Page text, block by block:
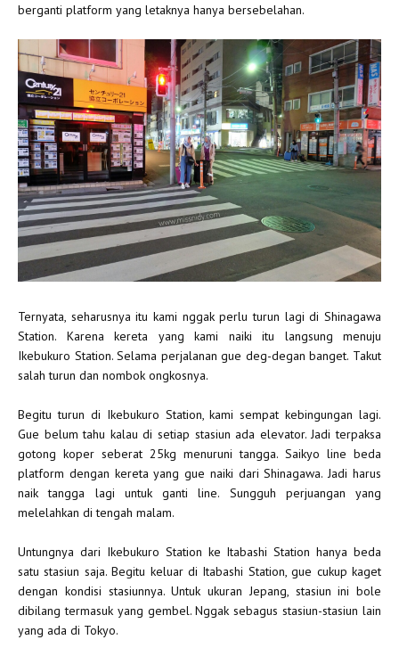
berganti platform yang letaknya hanya bersebelahan.
Ternyata, seharusnya itu kami nggak perlu turun lagi di Shinagawa
Station. Karena kereta yang kami naiki itu langsung menuju
Ikebukuro Station. Selama perjalanan gue deg-degan banget. Takut
salah turun dan nombok ongkosnya.
Begitu turun di Ikebukuro Station, kami sempat kebingungan lagi.
Gue belum tahu kalau di setiap stasiun ada elevator. Jadi terpaksa
gotong koper seberat 25kg menuruni tangga. Saikyo line beda
platform dengan kereta yang gue naiki dari Shinagawa. Jadi harus
naik tangga lagi untuk ganti line. Sungguh perjuangan yang
melelahkan di tengah malam.
Untungnya dari Ikebukuro Station ke Itabashi Station hanya beda
satu stasiun saja. Begitu keluar di Itabashi Station, gue cukup kaget
dengan kondisi stasiunnya. Untuk ukuran Jepang, stasiun ini bole
dibilang termasuk yang gembel. Nggak sebagus stasiun-stasiun lain
yang ada di Tokyo.